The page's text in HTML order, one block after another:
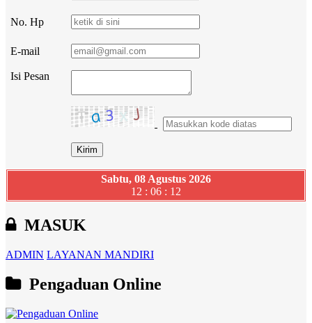
No. Hp
E-mail
Isi Pesan
Sabtu, 08 Agustus 2026
12 : 06 : 13
MASUK
ADMIN LAYANAN MANDIRI
Pengaduan Online